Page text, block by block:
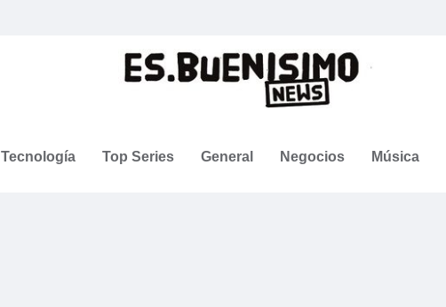
Tecnología Top Series General Negocios Música